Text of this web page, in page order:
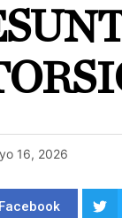
16, 2026
Facebook